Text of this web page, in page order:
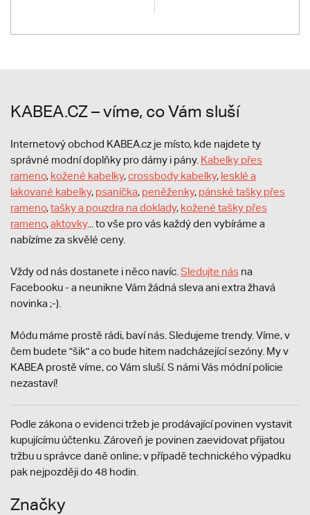
KABEA.CZ – víme, co Vám sluší
Internetový obchod KABEA.cz je místo, kde najdete ty
správné modní doplňky pro dámy i pány. Kabelky přes
rameno, kožené kabelky,crossbody kabelky, lesklé a
lakované kabelky, psaníčka, peněženky, pánské tašky přes
rameno,tašky a pouzdra na doklady, kožené tašky přes
rameno,aktovky... to vše pro vás každý den vybíráme a
nabízíme za skvělé ceny.
Vždy od nás dostanete i něco navíc. Sledujte nás na
Facebooku - a neunikne Vám žádná sleva ani extra žhavá
novinka ;-).
Módu máme prostě rádi, baví nás. Sledujeme trendy. Víme, v
čem budete "šik" a co bude hitem nadcházející sezóny. My v
KABEA prostě víme, co Vám sluší. S námi Vás módní policie
nezastaví!
Podle zákona o evidenci tržeb je prodávající povinen vystavit
kupujícímu účtenku. Zároveň je povinen zaevidovat přijatou
tržbu u správce daně online; v případě technického výpadku
pak nejpozději do 48 hodin.
Značky